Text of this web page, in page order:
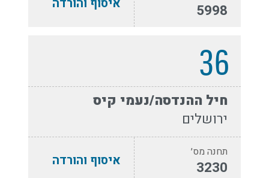
5998 איסוף והורדה
36
חיל ההנדסה/נעמי קיס
ירושלים
תחנה מס׳
3230 איסוף והורדה